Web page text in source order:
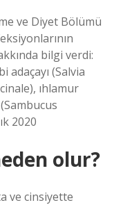
ve Diyet Bölümü
bilgi verdi:
adaçayı (Salvia
ıhlamur
2020
olur?
ve cinsiyette